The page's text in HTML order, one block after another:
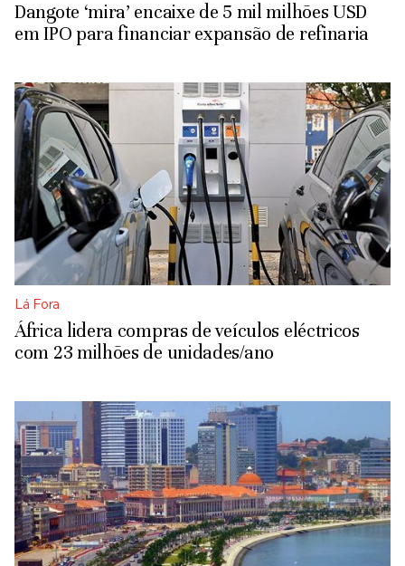
Dangote ‘mira’ encaixe de 5 mil milhões USD
em IPO para financiar expansão de refinaria
Lá Fora
África lidera compras de veículos eléctricos
com 23 milhões de unidades/ano